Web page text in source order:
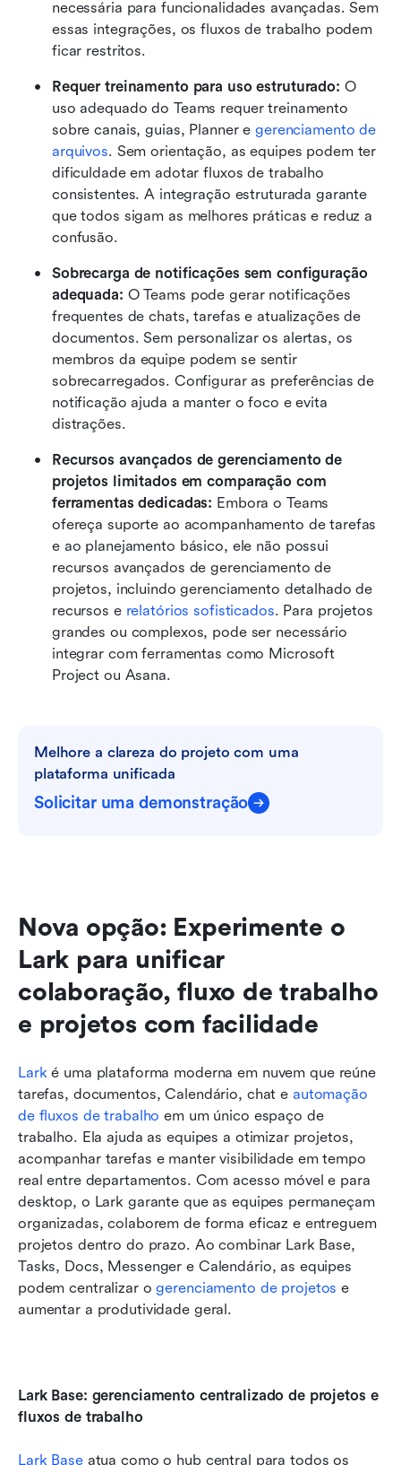
necessária para funcionalidades avançadas. Sem
essas integrações, os fluxos de trabalho podem
ficar restritos.
Requer treinamento para uso estruturado: O
uso adequado do Teams requer treinamento
sobre canais, guias, Planner e gerenciamento de
arquivos. Sem orientação, as equipes podem ter
dificuldade em adotar fluxos de trabalho
consistentes. A integração estruturada garante
que todos sigam as melhores práticas e reduz a
confusão.
Sobrecarga de notificações sem configuração
adequada: O Teams pode gerar notificações
frequentes de chats, tarefas e atualizações de
documentos. Sem personalizar os alertas, os
membros da equipe podem se sentir
sobrecarregados. Configurar as preferências de
notificação ajuda a manter o foco e evita
distrações.
Recursos avançados de gerenciamento de
projetos limitados em comparação com
ferramentas dedicadas: Embora o Teams
ofereça suporte ao acompanhamento de tarefas
e ao planejamento básico, ele não possui
recursos avançados de gerenciamento de
projetos, incluindo gerenciamento detalhado de
recursos e relatórios sofisticados. Para projetos
grandes ou complexos, pode ser necessário
integrar com ferramentas como Microsoft
Project ou Asana.
Melhore a clareza do projeto com uma
plataforma unificada
Solicitar uma demonstração
Nova opção: Experimente o
Lark para unificar
colaboração, fluxo de trabalho
e projetos com facilidade
Lark é uma plataforma moderna em nuvem que reúne
tarefas, documentos, Calendário, chat e automação
de fluxos de trabalho em um único espaço de
trabalho. Ela ajuda as equipes a otimizar projetos,
acompanhar tarefas e manter visibilidade em tempo
real entre departamentos. Com acesso móvel e para
desktop, o Lark garante que as equipes permaneçam
organizadas, colaborem de forma eficaz e entreguem
projetos dentro do prazo. Ao combinar Lark Base,
Tasks, Docs, Messenger e Calendário, as equipes
podem centralizar o gerenciamento de projetos e
aumentar a produtividade geral.
Lark Base: gerenciamento centralizado de projetos e
fluxos de trabalho
Lark Base